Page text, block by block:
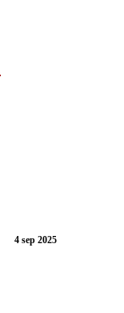
4 sep 2025